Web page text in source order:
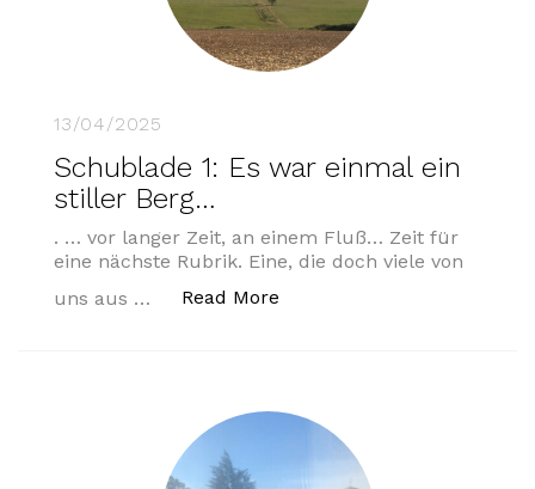
13/04/2025
Schublade 1: Es war einmal ein
stiller Berg…
. … vor langer Zeit, an einem Fluß… Zeit für
eine nächste Rubrik. Eine, die doch viele von
uns aus …
Read More